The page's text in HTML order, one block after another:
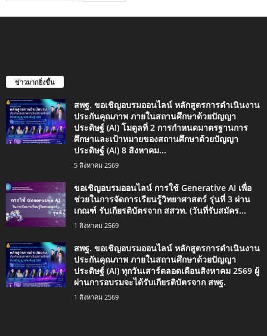
ข่าวมากยิ่งขึ้น
สพฐ. ขอเชิญอบรมออนไลน์ หลักสูตรการดำเนินงาน
ประกันคุณภาพ ภายในสถานศึกษาด้วยปัญญา
ประดิษฐ์ (AI) โมดูลที่ 2 การกำหนดมาตรฐานการ
ศึกษาและเป้าหมายของสถานศึกษาด้วยปัญญา
ประดิษฐ์ (AI) 8 สิงหาคม...
5 สิงหาคม 2569
ขอเชิญอบรมออนไลน์ การใช้ Generative AI เพื่อ
ช่วยในการจัดการเรียนรู้วิทยาศาสตร์ รุ่นที่ 3 ผ่าน
เกณฑ์ รับเกียรติบัตรจาก สสวท. (วันที่รับสมัคร...
1 สิงหาคม 2569
สพฐ. ขอเชิญอบรมออนไลน์ หลักสูตรการดำเนินงาน
ประกันคุณภาพ ภายในสถานศึกษาด้วยปัญญา
ประดิษฐ์ (AI) ทุกวันเสาร์ตลอดเดือนสิงหาคม 2569 ผู้
ผ่านการอบรมจะได้รับเกียรติบัตรจาก สพฐ.
1 สิงหาคม 2569